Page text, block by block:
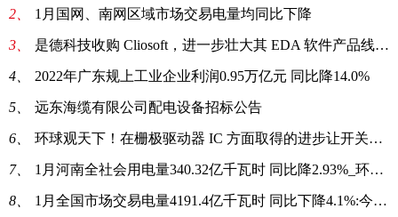
2、 1月国网、南网区域市场交易电量均同比下降
3、 是德科技收购 Cliosoft，进一步壮大其 EDA 软件产品线-焦点热讯
4、 2022年广东规上工业企业利润0.95万亿元 同比降14.0%
5、 远东海缆有限公司配电设备招标公告
6、 环球观天下！在栅极驱动器 IC 方面取得的进步让开关电源实现新的功率密度水平
7、 1月河南全社会用电量340.32亿千瓦时 同比降2.93%_环球快播报
8、 1月全国市场交易电量4191.4亿千瓦时 同比下降4.1%:今日精选